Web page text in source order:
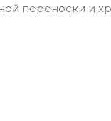
переноски и